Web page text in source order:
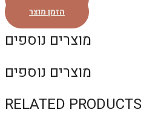
הזמן מוצר
מוצרים נוספים
מוצרים נוספים
RELATED PRODUCTS